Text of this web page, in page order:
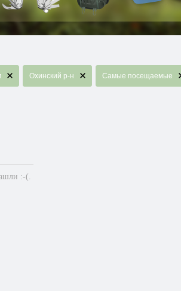
Охинский р-н Самые посещаемые
:-(.